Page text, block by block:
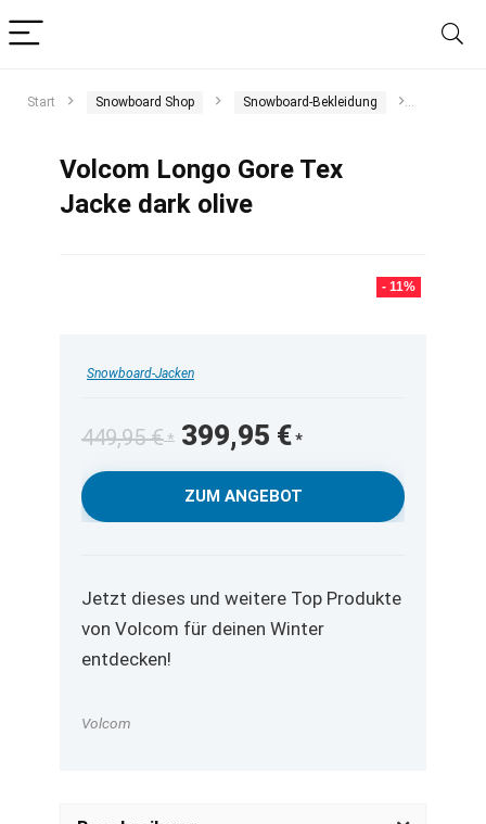
Start Snowboard Shop Snowboard-Bekleidung
Volcom Longo Gore Tex
Jacke dark olive
- 11%
Snowboard-Jacken
449,95€
Ursprünglicher
Preis
war:
449,95 €
399,95 € Aktueller
Preis
399,95 €.
ZUM ANGEBOT
Jetzt dieses und weitere Top Produkte
von Volcom für deinen Winter
entdecken!
Volcom